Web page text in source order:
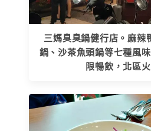
三媽臭臭鍋健行店。麻辣
鍋、沙茶魚頭鍋等七種風
限暢飲，北區